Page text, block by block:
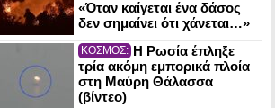
«Όταν καίγεται ένα δάσος
δεν σημαίνει ότι χάνεται…»
ΚΟΣΜΟΣ: Η Ρωσία έπληξε
τρία ακόμη εμπορικά πλοία
στη Μαύρη Θάλασσα
(βίντεο)